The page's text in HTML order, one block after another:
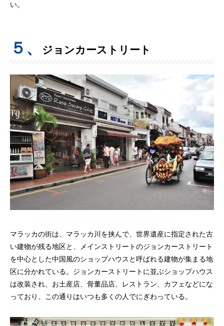
い。
５、 ジョンカーストリート
マラッカの街は、マラッカ川を挟んで、世界遺産に指定された古
い建物が残る地区と、メインストリートのジョンカーストリート
を中心とした中国風のショップハウスと呼ばれる建物が集まる地
区に分かれている。ジョンカーストリートに並ぶショップハウス
は改装され、お土産店、骨董品店、レストラン、カフェなどにな
っており、この通りはいつも多くの人でにぎわっている。